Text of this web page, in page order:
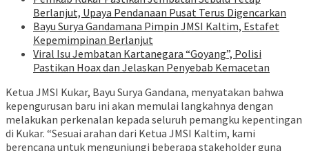
Berlanjut, Upaya Pendanaan Pusat Terus Digencarkan
Bayu Surya Gandamana Pimpin JMSI Kaltim, Estafet
Kepemimpinan Berlanjut
Viral Isu Jembatan Kartanegara “Goyang”, Polisi
Pastikan Hoax dan Jelaskan Penyebab Kemacetan
Ketua JMSI Kukar, Bayu Surya Gandana, menyatakan bahwa
kepengurusan baru ini akan memulai langkahnya dengan
melakukan perkenalan kepada seluruh pemangku kepentingan
di Kukar. “Sesuai arahan dari Ketua JMSI Kaltim, kami
berencana untuk mengunjungi beberapa stakeholder guna